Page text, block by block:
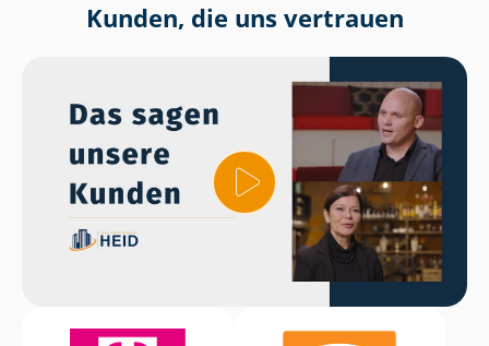
Kunden, die uns vertrauen